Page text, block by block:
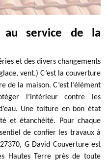
au service de la
et des divers changements
vent.) C’est la couverture
de la maison. C’est l’élément
l’intérieur contre les
Une toiture en bon état
et étanchéité. Pour chaque
de confier les travaux à
G David Couverture est
Hautes Terre près de toute